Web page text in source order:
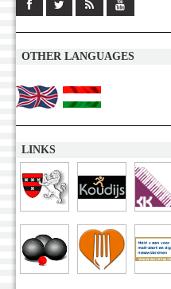
OTHER LANGUAGES
LINKS